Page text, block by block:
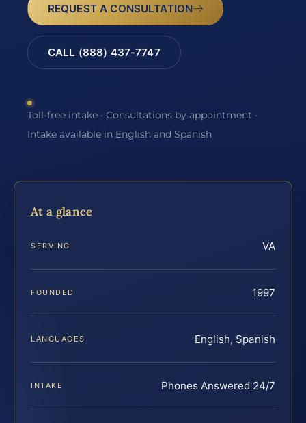
REQUEST A CONSULTATION
CALL (888) 437-7747
Toll-free intake · Consultations by appointment ·
Intake available in English and Spanish
At a glance
SERVING VA
FOUNDED 1997
LANGUAGES English, Spanish
INTAKE Phones Answered 24/7